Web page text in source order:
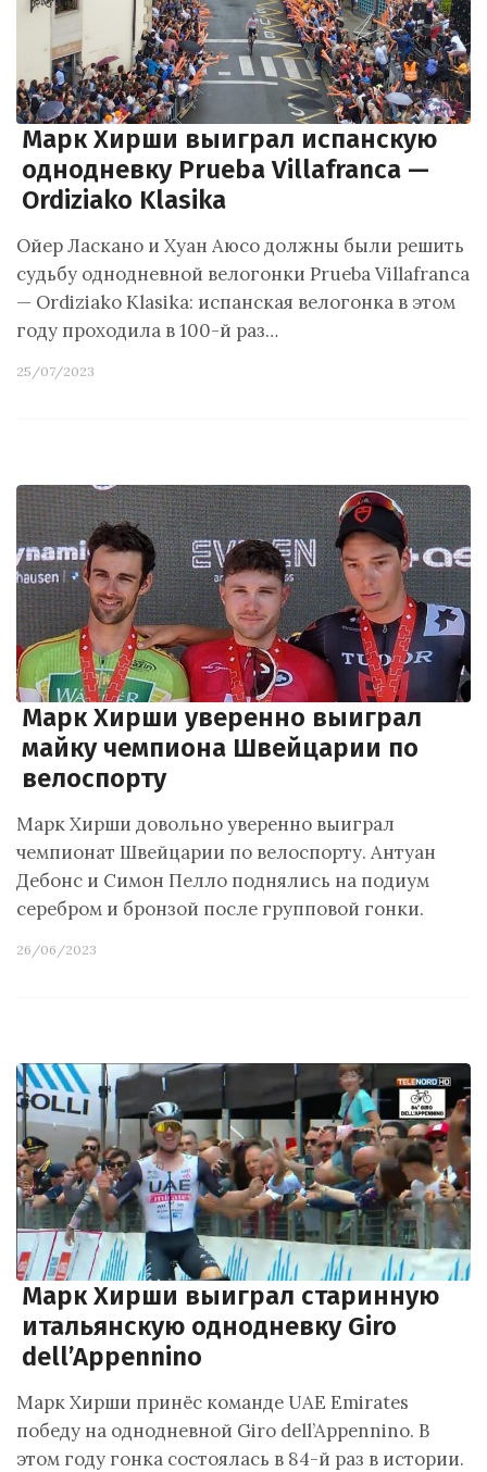
Марк Хирши выиграл испанскую
однодневку Prueba Villafranca —
Ordiziako Klasika
Ойер Ласкано и Хуан Аюсо должны были решить
судьбу однодневной велогонки Prueba Villafranca
— Ordiziako Klasika: испанская велогонка в этом
году проходила в 100-й раз…
25/07/2023
Марк Хирши уверенно выиграл
майку чемпиона Швейцарии по
велоспорту
Марк Хирши довольно уверенно выиграл
чемпионат Швейцарии по велоспорту. Антуан
Дебонс и Симон Пелло поднялись на подиум
серебром и бронзой после групповой гонки.
26/06/2023
Марк Хирши выиграл старинную
итальянскую однодневку Giro
dell’Appennino
Марк Хирши принёс команде UAE Emirates
победу на однодневной Giro dell’Appennino. В
этом году гонка состоялась в 84-й раз в истории.